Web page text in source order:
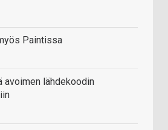
Paintissa
avoimen lähdekoodin